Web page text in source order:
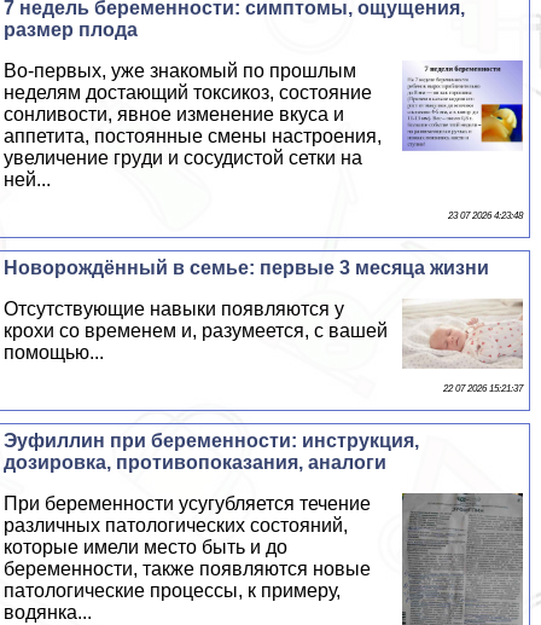
7 недель беременности: симптомы, ощущения,
размер плода
Во-первых, уже знакомый по прошлым
неделям достающий токсикоз, состояние
сонливости, явное изменение вкуса и
аппетита, постоянные смены настроения,
увеличение гpyди и сосудистой сетки на
ней...
23 07 2026 4:23:48
Новорождённый в семье: первые 3 месяца жизни
Отсутствующие навыки появляются у
крохи со временем и, разумеется, с вашей
помощью...
22 07 2026 15:21:37
Эуфиллин при беременности: инструкция,
дозировка, противопоказания, аналоги
При беременности усугубляется течение
различных патологических состояний,
которые имели место быть и до
беременности, также появляются новые
патологические процессы, к примеру,
водянка...